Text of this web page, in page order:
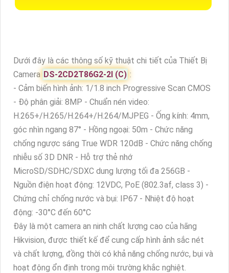
Dưới đây là các thông số kỹ thuật chi tiết của Thiết Bị
Camera DS-2CD2T86G2-2I (C) :
- Cảm biến hình ảnh: 1/1.8 inch Progressive Scan CMOS
- Độ phân giải: 8MP - Chuẩn nén video:
H.265+/H.265/H.264+/H.264/MJPEG - Ống kính: 4mm,
góc nhìn ngang 87° - Hồng ngoại: 50m - Chức năng
chống ngược sáng True WDR 120dB - Chức năng chống
nhiễu số 3D DNR - Hỗ trợ thẻ nhớ
MicroSD/SDHC/SDXC dung lượng tối đa 256GB -
Nguồn điện hoạt động: 12VDC, PoE (802.3af, class 3) -
Chứng chỉ chống nước và bụi: IP67 - Nhiệt độ hoạt
động: -30°C đến 60°C
Đây là một camera an ninh chất lượng cao của hãng
Hikvision, được thiết kế để cung cấp hình ảnh sắc nét
và chất lượng, đồng thời có khả năng chống nước, bụi và
hoạt động ổn định trong môi trường khắc nghiệt.